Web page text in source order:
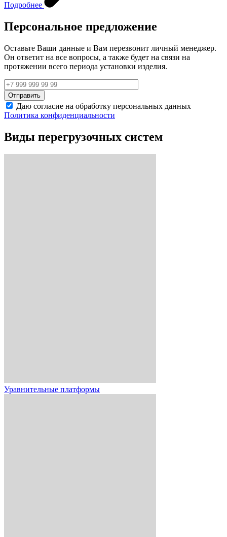
Подробнее
Персональное предложение
Оставьте Ваши данные и Вам перезвонит личный менеджер.
Он ответит на все вопросы, а также будет на связи на
протяжении всего периода установки изделия.
Даю согласие на обработку персональных данных
Политика конфиденциальности
Виды перегрузочных систем
Уравнительные платформы